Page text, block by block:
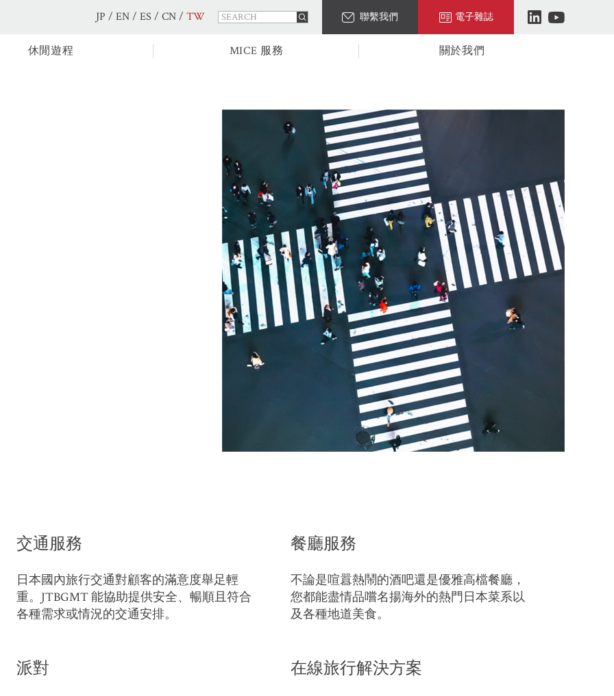
JP / EN/ ES / CN/ TW 聯繫我們 電子雜誌
休閒遊程 MICE 服務 關於我們
交通服務
日本國內旅行交通對顧客的滿意度舉足輕
重。JTBGMT 能協助提供安全、暢順且符合
各種需求或情況的交通安排。
餐廳服務
不論是喧囂熱鬧的酒吧還是優雅高檔餐廳，
您都能盡情品嚐名揚海外的熱門日本菜系以
及各種地道美食。
派對 在線旅行解決方案